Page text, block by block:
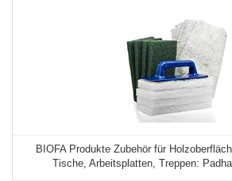
BIOFA Produkte Zubehör für
Tische, Arbeitsplatten, Treppen: